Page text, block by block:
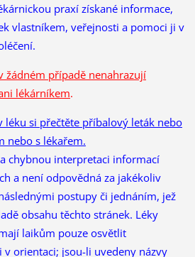
praxí získané informace,
vlastníkem, veřejnosti a pomoci ji v
žádném případě nenahrazují
lékárníkem.
léku si přečtěte příbalový leták nebo
nebo s lékařem.
chybnou interpretaci informací
a není odpovědná za jakékoliv
postupy či jednáním, jež
obsahu těchto stránek. Léky
laikům pouze osvětlit
orientaci; jsou-li uvedeny názvy